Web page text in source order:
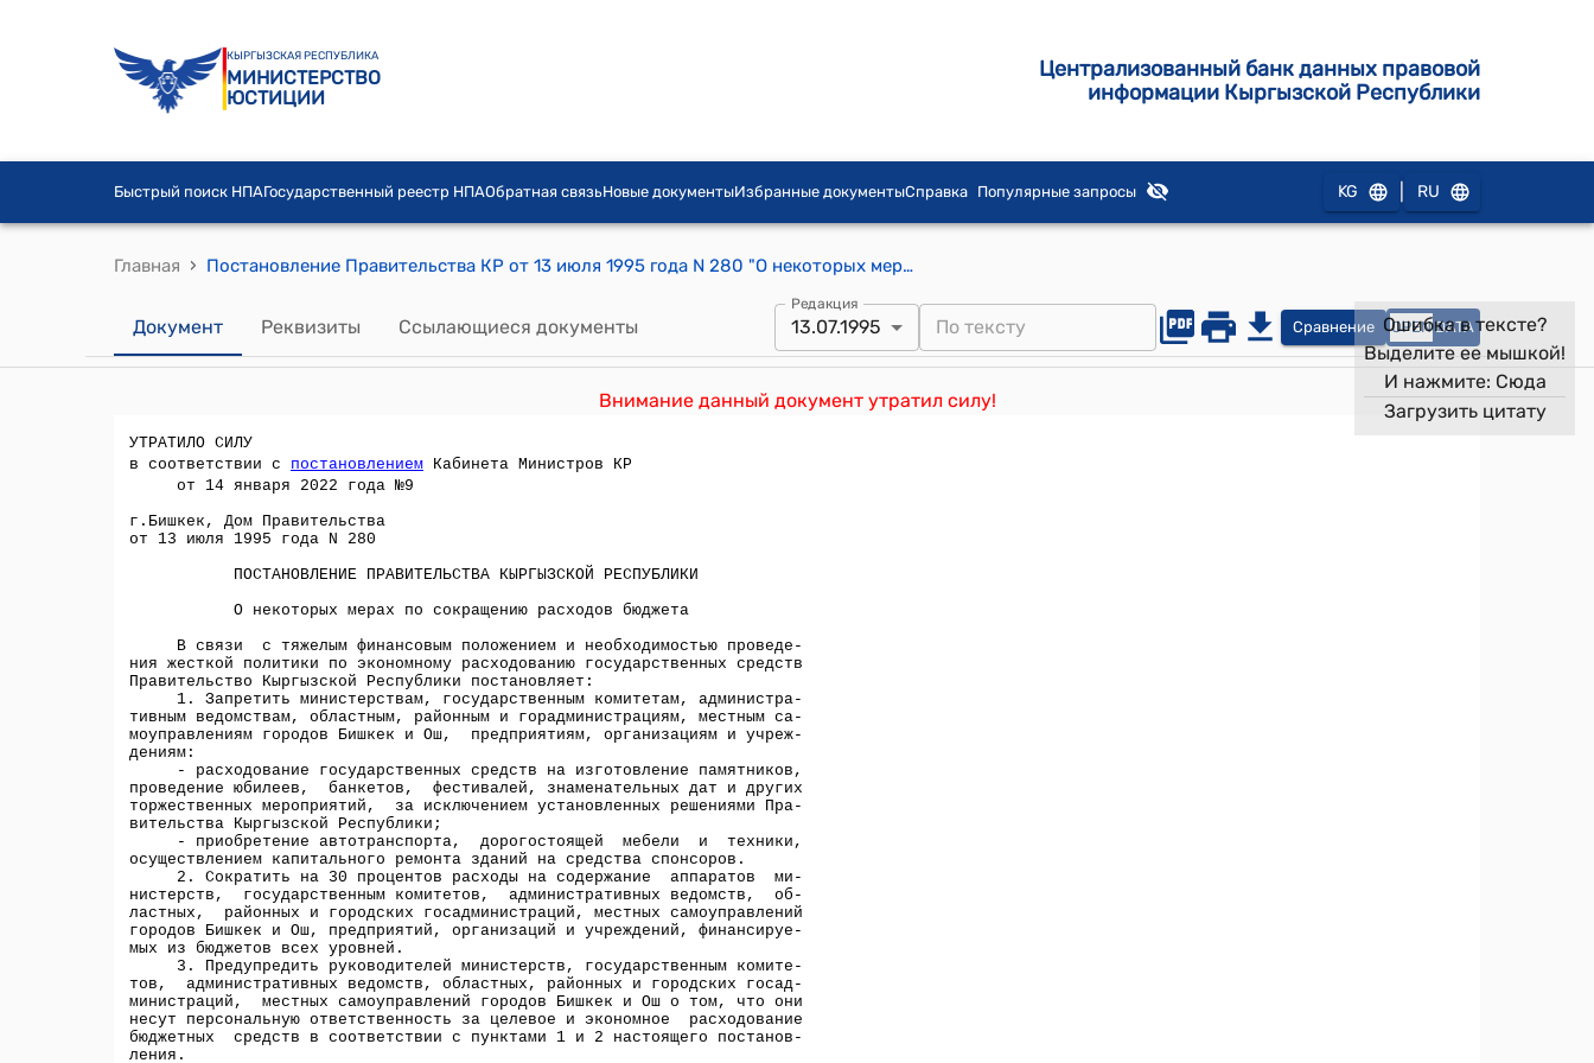
КЫРГЫЗСКАЯ РЕСПУБЛИКА
МИНИСТЕРСТВО
ЮСТИЦИИ
Централизованный банк данных правовой
информации Кыргызской Республики
Быстрый поиск НПАГосударственный реестр НПАОбратная связьНовые документыИзбранные документыСправка Популярные запросы KG RU
Главная › Постановление Правительства КР от 13 июля 1995 года N 280 "О некоторых мерах по сокращению расходов бюджета"
Документ Реквизиты Ссылающиеся документы
Редакция
13.07.1995 Сравнение OPEN DATA
Внимание данный документ утратил силу!
Ошибка в тексте?
Выделите ее мышкой!
И нажмите: Сюда
Загрузить цитату